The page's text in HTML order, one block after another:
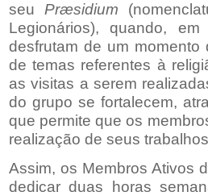
seu Præsidium
Legionários), quando,
desfrutam de um
de temas referentes à
as visitas a serem
do grupo se fortalecem,
que permite que os
realização de seus
Assim, os Membros Ativos
dedicar duas horas